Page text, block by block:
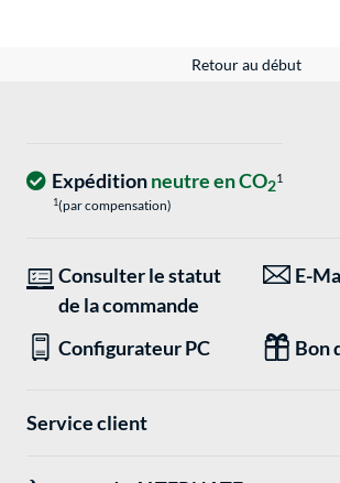
Retour au début
Expéditionneutre en CO21
1(par compensation)
Consulter le statut
de la commande
E-
Configurateur PC Bon
Service client